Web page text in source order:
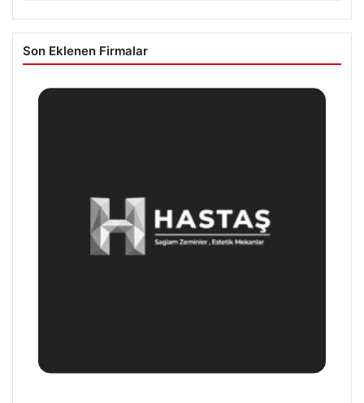
Son Eklenen Firmalar